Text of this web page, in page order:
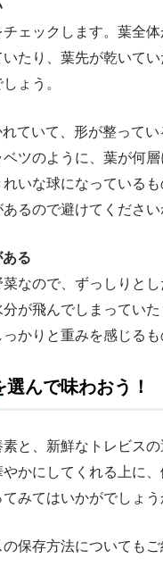
ェックします。葉全
たり、葉先が乾いて
ょう。
ていて、形が整ってい
ベツのように、葉が何
いな球になっている
るので避けてください
る
菜なので、ずっしりと
が飛んでしまってい
かりと重みを感じるも
んで味わおう！
素と、新鮮なトレビス
かにしてくれる上に
みてはいかがでしょう
保存方法についても